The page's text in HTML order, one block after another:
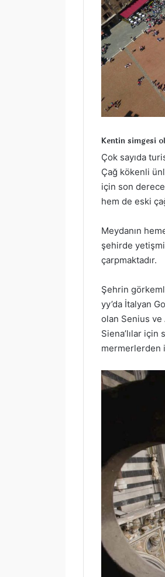
Kentin simgesi
Çok sayıda
Çağ kökenli
için son
hem de eski
Meydanın
şehirde
çarpmaktadır.
Şehrin
yy’da İtalyan
olan Senius ve
Siena’lılar
mermerlerden